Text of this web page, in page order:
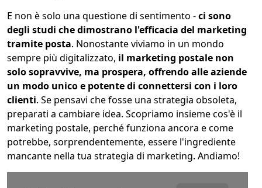
calcola
E non è solo una questione di sentimento -ci sono
degli studi che dimostrano l'efficacia del marketing
tramite posta. Nonostante viviamo in un mondo
sempre più digitalizzato, il marketing postale non
solo sopravvive, ma prospera, offrendo alle aziende
un modo unico e potente di connettersi con i loro
clienti. Se pensavi che fosse una strategia obsoleta,
preparati a cambiare idea. Scopriamo insieme cos'è il
marketing postale, perché funziona ancora e come
potrebbe, sorprendentemente, essere l'ingrediente
mancante nella tua strategia di marketing. Andiamo!